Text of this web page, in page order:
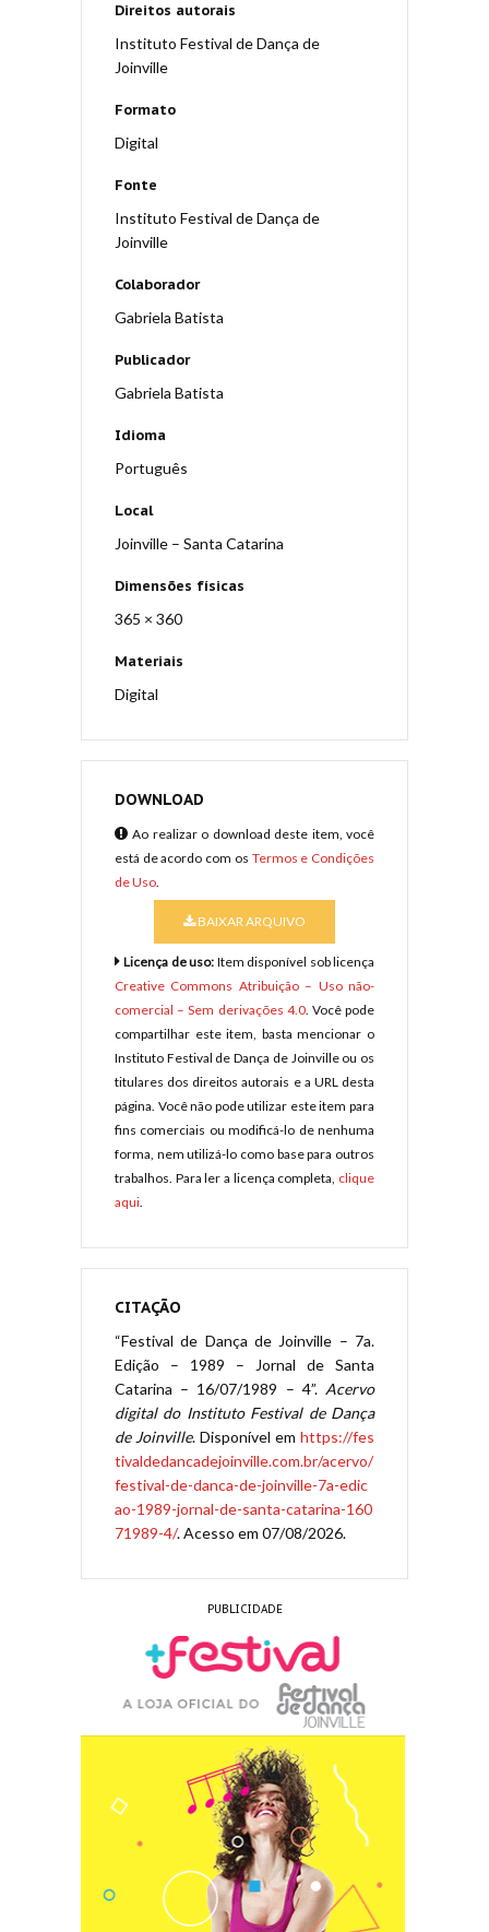
Direitos autorais
Instituto Festival de Dança de
Joinville
Formato
Digital
Fonte
Instituto Festival de Dança de
Joinville
Colaborador
Gabriela Batista
Publicador
Gabriela Batista
Idioma
Português
Local
Joinville – Santa Catarina
Dimensões físicas
365 × 360
Materiais
Digital
DOWNLOAD
Ao realizar o download deste item, você
está de acordo com os Termos e Condições
de Uso.
BAIXAR ARQUIVO
Licença de uso: Item disponível sob licença
Creative Commons Atribuição – Uso não-
comercial – Sem derivações 4.0. Você pode
compartilhar este item, basta mencionar o
Instituto Festival de Dança de Joinville ou os
titulares dos direitos autorais e a URL desta
página. Você não pode utilizar este item para
fins comerciais ou modificá-lo de nenhuma
forma, nem utilizá-lo como base para outros
trabalhos. Para ler a licença completa, clique
aqui.
CITAÇÃO
“Festival de Dança de Joinville – 7a.
Edição – 1989 – Jornal de Santa
Catarina – 16/07/1989 – 4”. Acervo
digital do Instituto Festival de Dança
de Joinville. Disponível em https://fes
tivaldedancadejoinville.com.br/acervo/
festival-de-danca-de-joinville-7a-edic
ao-1989-jornal-de-santa-catarina-160
71989-4/. Acesso em 07/08/2026.
PUBLICIDADE